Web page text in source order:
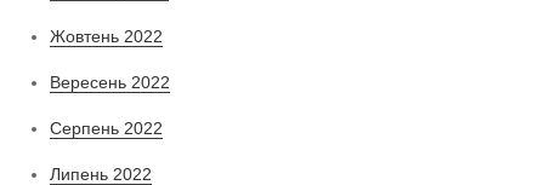
Жовтень 2022
Вересень 2022
Серпень 2022
Липень 2022